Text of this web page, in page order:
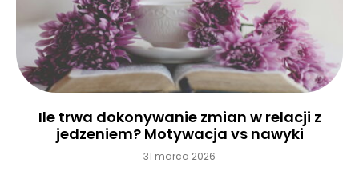
Ile trwa dokonywanie zmian w relacji z
jedzeniem? Motywacja vs nawyki
31 marca 2026